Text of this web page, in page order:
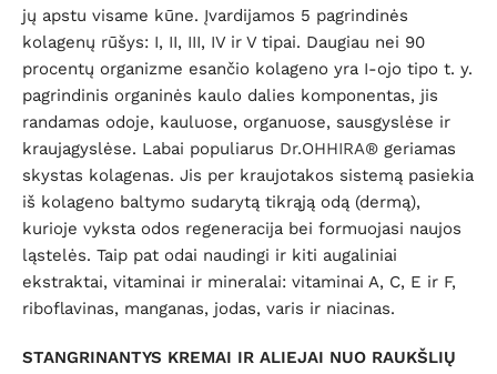
jų apstu visame kūne. Įvardijamos 5 pagrindinės
kolagenų rūšys: I, II, III, IV ir V tipai. Daugiau nei 90
procentų organizme esančio kolageno yra I-ojo tipo t. y.
pagrindinis organinės kaulo dalies komponentas, jis
randamas odoje, kauluose, organuose, sausgyslėse ir
kraujagyslėse. Labai populiarus Dr.OHHIRA® geriamas
skystas kolagenas. Jis per kraujotakos sistemą pasiekia
iš kolageno baltymo sudarytą tikrąją odą (dermą),
kurioje vyksta odos regeneracija bei formuojasi naujos
ląstelės. Taip pat odai naudingi ir kiti augaliniai
ekstraktai, vitaminai ir mineralai: vitaminai A, C, E ir F,
riboflavinas, manganas, jodas, varis ir niacinas.
STANGRINANTYS KREMAI IR ALIEJAI NUO RAUKŠLIŲ